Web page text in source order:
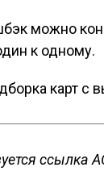
можно
к одному.
карт
ссылка